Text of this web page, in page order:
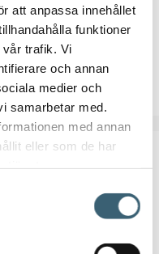
att anpassa innehållet
funktioner
trafik. Vi
och annan
medier och
samarbetar med.
med annan
eller som de har